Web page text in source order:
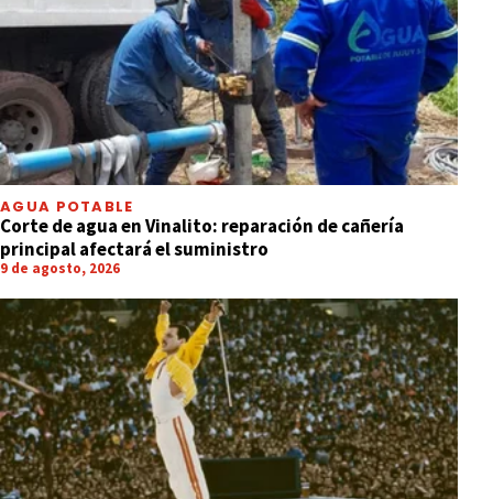
AGUA POTABLE
Corte de agua en Vinalito: reparación de cañería
principal afectará el suministro
9 de agosto, 2026